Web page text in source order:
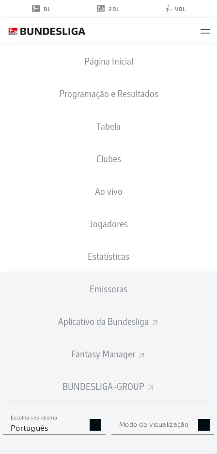
BL 2BL VBL
Página Inicial
Programação e Resultados
Tabela
Clubes
Ao vivo
Jogadores
Estatísticas
Emissoras
Aplicativo da Bundesliga
Fantasy Manager
BUNDESLIGA-GROUP
Escolha seu idioma
Português Modo de visualização
ESTATÍSTICAS DA
TEMPORADA 2022/2023